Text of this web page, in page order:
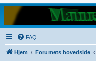
FAQ
Hjem Forumets hovedside